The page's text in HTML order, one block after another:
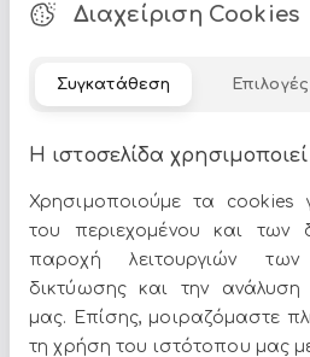
στοιχείο για να δώσετε ροή και
διακόσμηση σε σκάλες, τζάκια,
χριστουγεννιάτικες γιρλάντες
Τι θα βρείτε στη συλλογή:
Πράσινες & Παραδοσιακές:
PVC που μιμούνται φυσικό
μούρα.
Χιονισμένες & Λευκές:
Διαχείριση Cookies
Συγκατάθεση Επιλογές
Η ιστοσελίδα
Χρησιμοποιούμε τα cookies
του περιεχομένου και των
παροχή λειτουργιών
δικτύωσης και την ανάλυση
μας. Επίσης, μοιραζόμαστε
τη χρήση του ιστότοπου μας